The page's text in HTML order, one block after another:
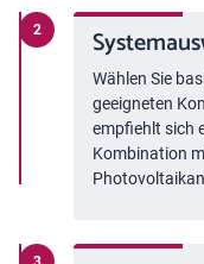
Wählen Sie
geeigneten
empfiehlt sich
Kombination